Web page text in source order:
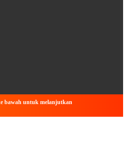
bawah untuk melanjutkan